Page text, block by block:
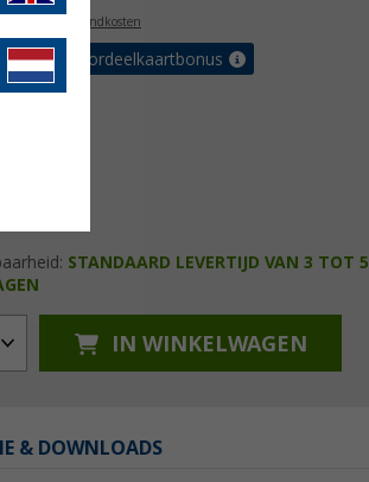
plus verzendkosten
tot 5% voordeelkaartbonus
STANDAARD LEVERTIJD VAN 3 TOT 5
IN WINKELWAGEN
& DOWNLOADS